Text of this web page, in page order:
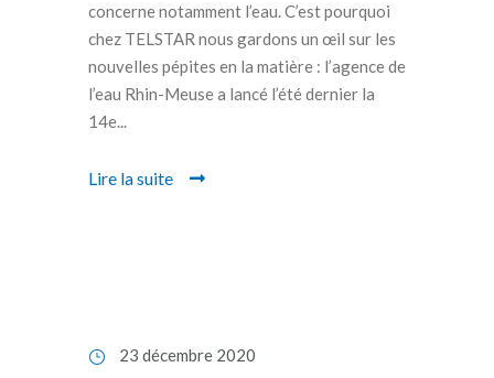
concerne notamment l’eau. C’est pourquoi
chez TELSTAR nous gardons un œil sur les
nouvelles pépites en la matière : l’agence de
l’eau Rhin-Meuse a lancé l’été dernier la
14e...
Lire la suite
23 décembre 2020